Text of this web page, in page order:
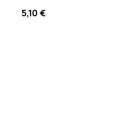
Precio
5,10 €